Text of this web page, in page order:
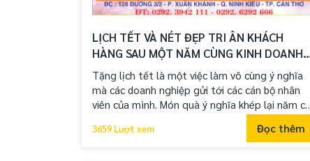
LỊCH TẾT VÀ NÉT ĐẸP TRI ÂN KHÁCH
HÀNG SAU MỘT NĂM CÙNG KINH DOANH
VÀ HỢP TÁC
Tặng lịch tết là một việc làm vô cùng ý nghĩa
mà các doanh nghiệp gửi tới các cán bộ nhân
viên của mình. Món quà ý nghĩa khép lại năm cũ
và mở ra các mục tiêu của năm mới sắp đến.
Bên cạnh đó, Một bộ lịch Tết luôn in kèm theo
3659 Lượt xem Đọc thêm